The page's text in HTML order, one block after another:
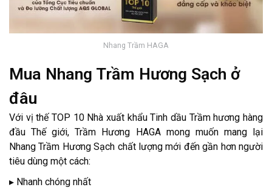
Nhang Trầm HAGA
Mua Nhang Trầm Hương Sạch ở
đâu
Với vị thế TOP 10 Nhà xuất khẩu Tinh dầu Trầm hương hàng
đầu Thế giới, Trầm Hương HAGA mong muốn mang lại
Nhang Trầm Hương Sạch chất lượng mới đến gần hơn người
tiêu dùng một cách:
▸ Nhanh chóng nhất